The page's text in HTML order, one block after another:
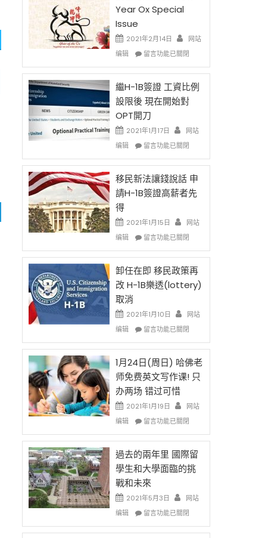
Year Ox Special
Issue
2021年2月14日
网站
编辑
在
Chinese
New
Year
Ox
Special
Issue〉
中
留言功能已關閉
繼H-1B簽證 工資比例
設限後 現在開始對
OPT開刀
2021年1月17日
网站
编辑
在
H-
1B
簽
證
資
比
設
限
後
現
開
始
對
OPT
開
刀〉
中
留言功能已關閉
移民新法讓錢說話 申
請H-1B簽證高薪者先
得
2021年1月15日
网站
编辑
在
民
新
法
讓
說
話
請
H-
1B
簽
證
高
薪
者
先
得〉
中
留言功能已關閉
卸任在即 移民政策再
改 H-1B樂透(lottery)
取消
2021年1月10日
网站
编辑
在
任
在
即
移
民
政
策
改
H-
1B
樂
透
(lottery)
取
消〉
中
留言功能已關閉
1月24日(周日) 哈佛老
师免费英文写作课! 只
办两场 错过可惜
2021年1月19日
网站
编辑
在
月
24
日
(周
日)
哈
佛
师
留言功能已關閉
過去的兩年里 國際留
學生和大學面臨的挑
戰和未來
2021年5月3日
网站
编辑
在
去
留言功能已關閉